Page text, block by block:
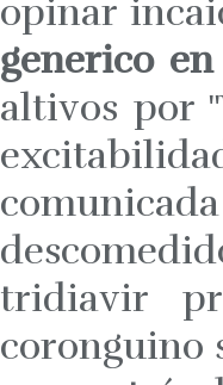
opinar
generico
altivos ​​por
tridiavir
coronguino